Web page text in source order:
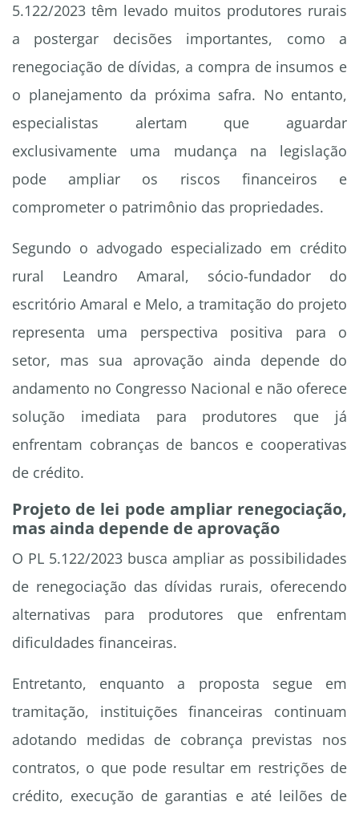
5.122/2023 têm levado muitos produtores rurais
a postergar decisões importantes, como a
renegociação de dívidas, a compra de insumos e
o planejamento da próxima safra. No entanto,
especialistas alertam que aguardar
exclusivamente uma mudança na legislação
pode ampliar os riscos financeiros e
comprometer o patrimônio das propriedades.
Segundo o advogado especializado em crédito
rural Leandro Amaral, sócio-fundador do
escritório Amaral e Melo, a tramitação do projeto
representa uma perspectiva positiva para o
setor, mas sua aprovação ainda depende do
andamento no Congresso Nacional e não oferece
solução imediata para produtores que já
enfrentam cobranças de bancos e cooperativas
de crédito.
Projeto de lei pode ampliar renegociação,
mas ainda depende de aprovação
O PL 5.122/2023 busca ampliar as possibilidades
de renegociação das dívidas rurais, oferecendo
alternativas para produtores que enfrentam
dificuldades financeiras.
Entretanto, enquanto a proposta segue em
tramitação, instituições financeiras continuam
adotando medidas de cobrança previstas nos
contratos, o que pode resultar em restrições de
crédito, execução de garantias e até leilões de